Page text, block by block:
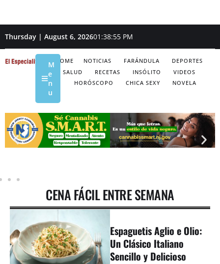
Thursday | August 6, 202601:38:56 PM
HOME NOTICIAS FARÁNDULA
DEPORTES
SALUD
RECETAS INSÓLITO
VIDEOS
HORÓSCOPO
CHICA SEXY NOVELA
M
e
n
u
CENA FÁCIL ENTRE SEMANA
Espaguetis Aglio e Olio:
Un Clásico Italiano
Sencillo y Delicioso